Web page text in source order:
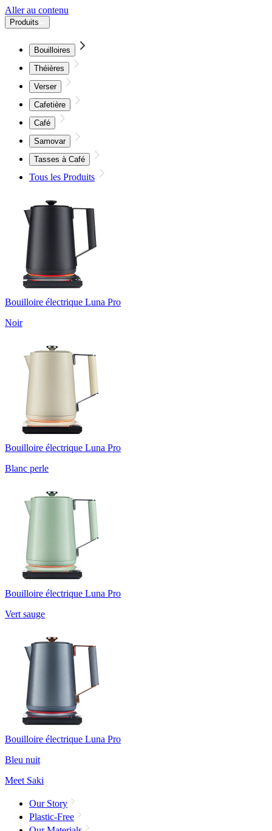
Aller au contenu
Produits
Bouilloires
Théières
Verser
Cafetière
Café
Samovar
Tasses à Café
Tous les Produits
Bouilloire électrique Luna Pro
Noir
Bouilloire électrique Luna Pro
Blanc perle
Bouilloire électrique Luna Pro
Vert sauge
Bouilloire électrique Luna Pro
Bleu nuit
Meet Saki
Our Story
Plastic-Free